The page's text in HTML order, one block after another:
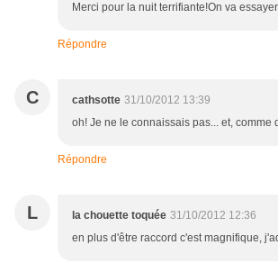
Merci pour la nuit terrifiante!On va
Répondre
C cathsotte 31/10/2012 13:39
oh! Je ne le connaissais pas... et, comme
Répondre
L la chouette toquée 31/10/2012 12:36
en plus d'être raccord c'est magnifique,